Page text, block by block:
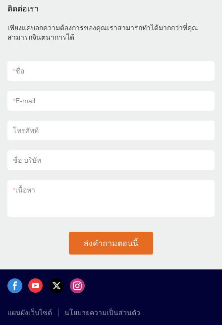
ติดต่อเรา
เพียงแค่บอกความต้องการของคุณเราสามารถทำได้มากกว่าที่คุณ
สามารถจินตนาการได้
*ชื่อ
*E-mail
โทรศัพท์
ชื่อ บริษัท
*เนื้อหา
ส่งคำถามตอนนี้
แผนผังเว็บไซต์ นโยบายความเป็นส่วนตัว